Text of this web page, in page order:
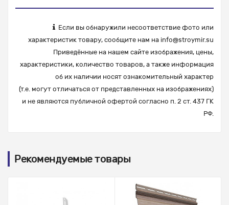
Если вы обнаружили несоответствие фото или
характеристик товару, сообщите нам на info@stroymir.su
Приведённые на нашем сайте изображения, цены,
характеристики, количество товаров, а также информация
об их наличии носят ознакомительный характер
(т.е. могут отличаться от представленных на изображениях)
и не являются публичной офертой согласно п. 2 ст. 437 ГК
РФ.
Рекомендуемые товары